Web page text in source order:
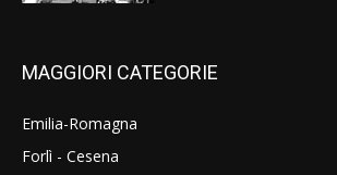
MAGGIORI CATEGORIE
Emilia-Romagna
Forlì - Cesena